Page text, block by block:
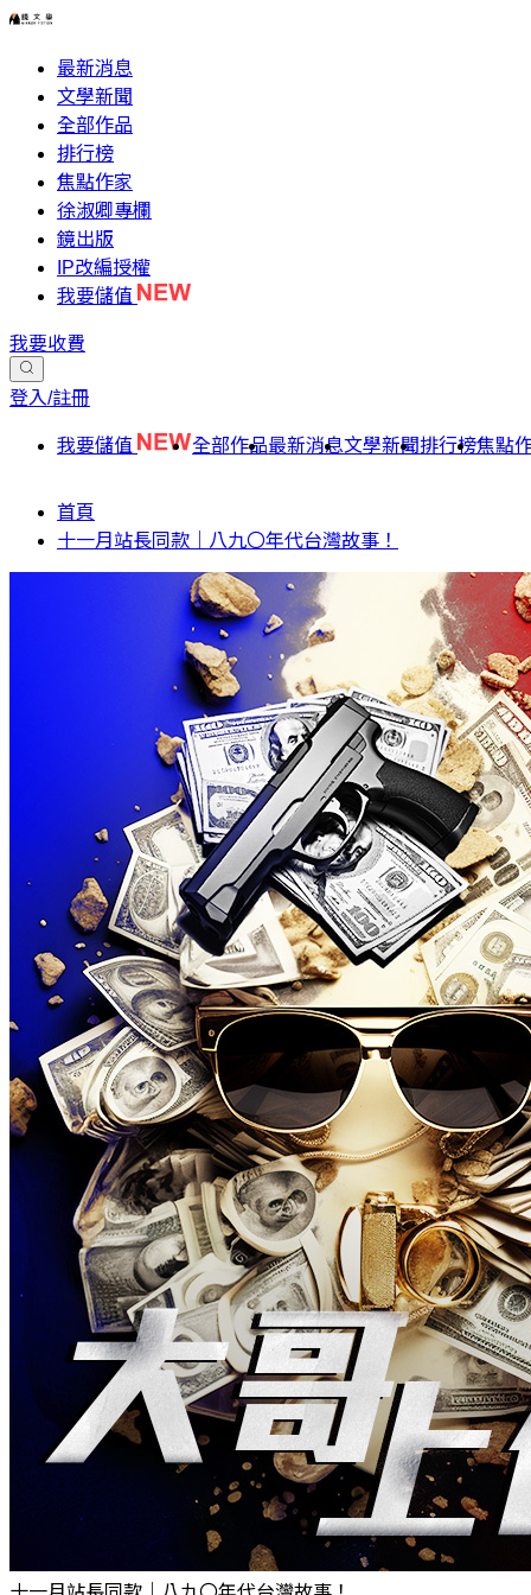
最新消息
文學新聞
全部作品
排行榜
焦點作家
徐淑卿專欄
鏡出版
IP改編授權
我要儲值
我要收費
登入/註冊
我要儲值 全部作品最新消息文學新聞排行榜焦點
首頁
十一月站長同款｜八九〇年代台灣故事！